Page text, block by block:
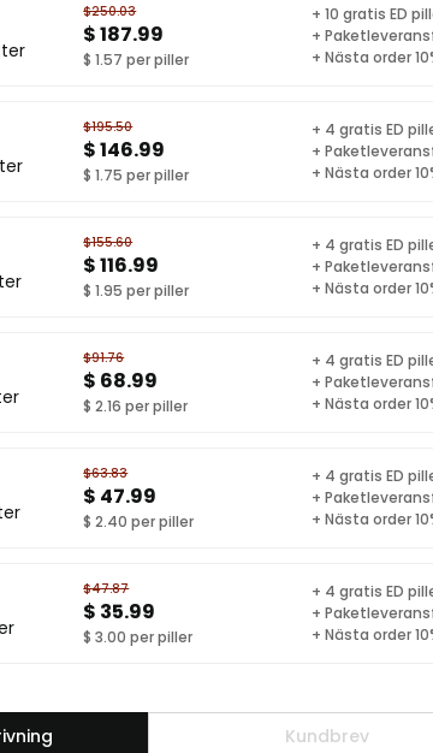
$250.03
$ 187.99
$ 1.57 per piller
+ 10 gratis ED
+
+ Nästa order
$195.50
$ 146.99
$ 1.75 per piller
+ 4 gratis ED
+
+ Nästa order
$155.60
$ 116.99
$ 1.95 per piller
+ 4 gratis ED
+
+ Nästa order
$91.76
$ 68.99
$ 2.16 per piller
+ 4 gratis ED
+
+ Nästa order
$63.83
$ 47.99
$ 2.40 per piller
+ 4 gratis ED
+
+ Nästa order
$47.87
$ 35.99
$ 3.00 per piller
+ 4 gratis ED
+
+ Nästa order
Kundbrev